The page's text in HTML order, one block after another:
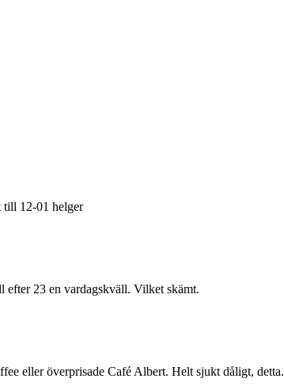
till 12-01 helger
efter 23 en vardagskväll. Vilket skämt.
eller överprisade Café Albert. Helt sjukt dåligt, detta.